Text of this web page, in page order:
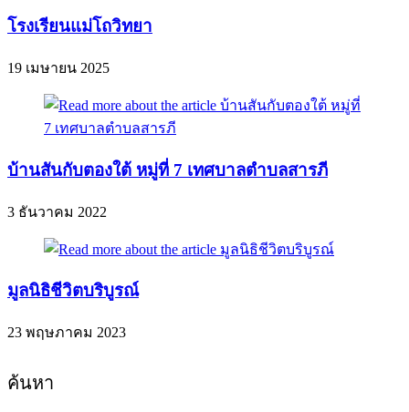
โรงเรียนแม่โถวิทยา
19 เมษายน 2025
บ้านสันกับตองใต้ หมู่ที่ 7 เทศบาลตำบลสารภี
3 ธันวาคม 2022
มูลนิธิชีวิตบริบูรณ์
23 พฤษภาคม 2023
ค้นหา